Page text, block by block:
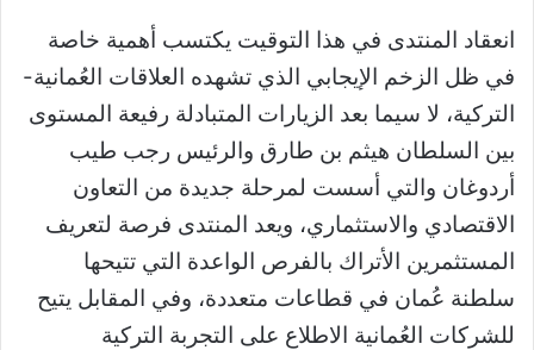
انعقاد المنتدى في هذا التوقيت يكتسب أهمية خاصة
في ظل الزخم الإيجابي الذي تشهده العلاقات العُمانية-
التركية، لا سيما بعد الزيارات المتبادلة رفيعة المستوى
بين السلطان هيثم بن طارق والرئيس رجب طيب
أردوغان والتي أسست لمرحلة جديدة من التعاون
الاقتصادي والاستثماري، ويعد المنتدى فرصة لتعريف
المستثمرين الأتراك بالفرص الواعدة التي تتيحها
سلطنة عُمان في قطاعات متعددة، وفي المقابل يتيح
للشركات العُمانية الاطلاع على التجربة التركية